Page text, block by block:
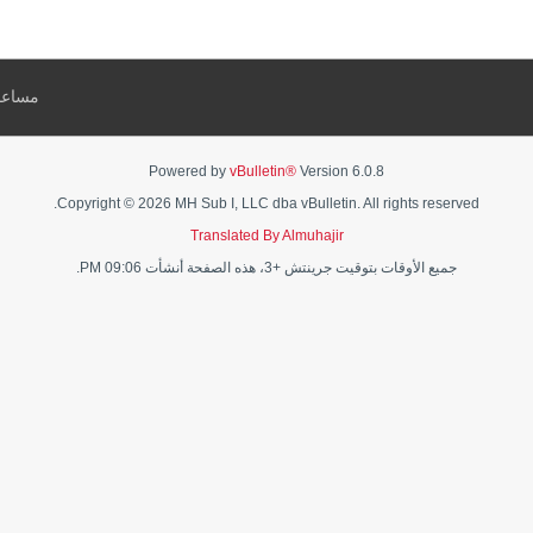
Powered by vBulletin® Version 6.0.8
Copyright © 2026 MH Sub I, LLC dba vBulletin. All rights reserved.
Translated By Almuhajir
جميع الأوقات بتوقيت جرينتش +3، هذه الصفحة أنشأت 09:06 PM.